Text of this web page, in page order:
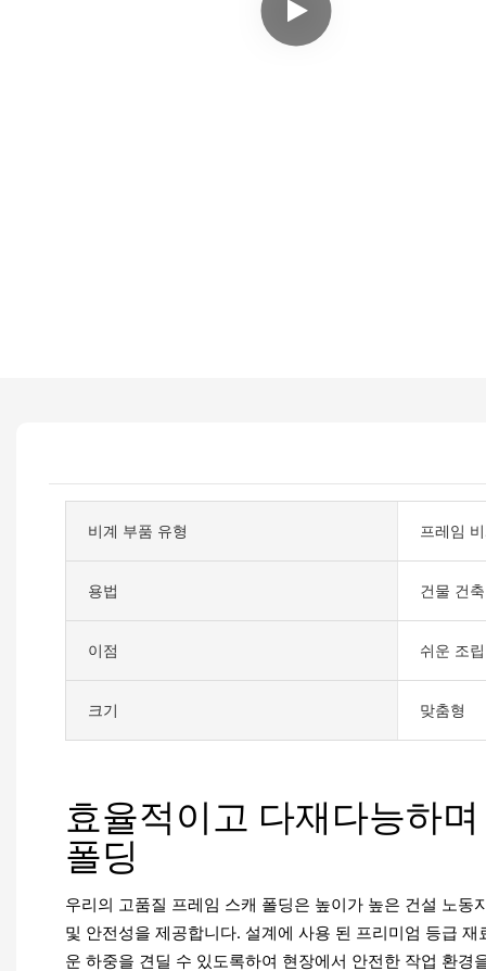
비계 부품 유형 프레임
용법 건물 건축
이점 쉬운 조립
크기 맞춤형
효율적이고 다재다능하
폴딩
우리의 고품질 프레임 스캐 폴딩은 높이가 높은 건설 노동
및 안전성을 제공합니다. 설계에 사용 된 프리미엄 등급
운 하중을 견딜 수 있도록하여 현장에서 안전한 작업 환경